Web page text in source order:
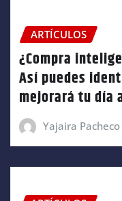
ARTÍCULOS
¿Compra
Así puedes
mejorará tu día
Yajaira